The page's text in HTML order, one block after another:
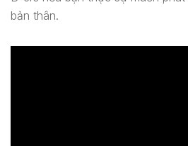
bản thân.